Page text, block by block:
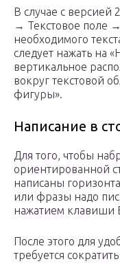
В случае с версией
→ Текстовое поле
необходимого
следует нажать на
вертикальное
вокруг текстовой
фигуры».
Написание в
Для того, чтобы
ориентированной
написаны
или фразы надо
нажатием клавиши
После этого для
требуется